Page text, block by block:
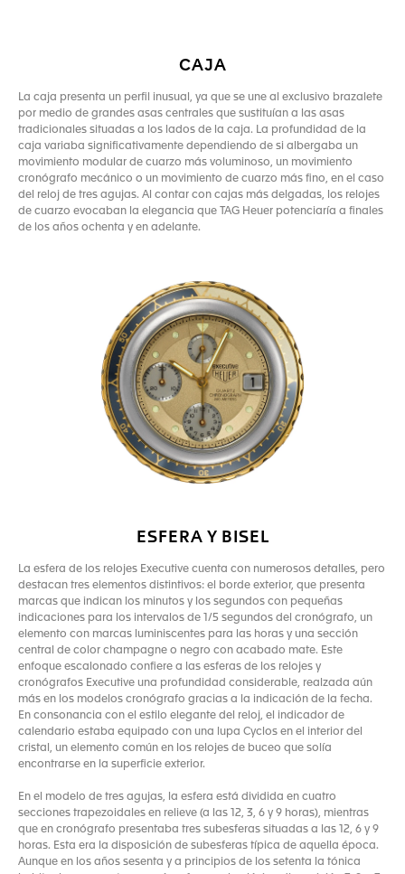
CAJA
La caja presenta un perfil inusual, ya que se une al exclusivo brazalete
por medio de grandes asas centrales que sustituían a las asas
tradicionales situadas a los lados de la caja. La profundidad de la
caja variaba significativamente dependiendo de si albergaba un
movimiento modular de cuarzo más voluminoso, un movimiento
cronógrafo mecánico o un movimiento de cuarzo más fino, en el caso
del reloj de tres agujas. Al contar con cajas más delgadas, los relojes
de cuarzo evocaban la elegancia que TAG Heuer potenciaría a finales
de los años ochenta y en adelante.
ESFERA Y BISEL
La esfera de los relojes Executive cuenta con numerosos detalles, pero
destacan tres elementos distintivos: el borde exterior, que presenta
marcas que indican los minutos y los segundos con pequeñas
indicaciones para los intervalos de 1/5 segundos del cronógrafo, un
elemento con marcas luminiscentes para las horas y una sección
central de color champagne o negro con acabado mate. Este
enfoque escalonado confiere a las esferas de los relojes y
cronógrafos Executive una profundidad considerable, realzada aún
más en los modelos cronógrafo gracias a la indicación de la fecha.
En consonancia con el estilo elegante del reloj, el indicador de
calendario estaba equipado con una lupa Cyclos en el interior del
cristal, un elemento común en los relojes de buceo que solía
encontrarse en la superficie exterior.
En el modelo de tres agujas, la esfera está dividida en cuatro
secciones trapezoidales en relieve (a las 12, 3, 6 y 9 horas), mientras
que en cronógrafo presentaba tres subesferas situadas a las 12, 6 y 9
horas. Esta era la disposición de subesferas típica de aquella época.
Aunque en los años sesenta y a principios de los setenta la tónica